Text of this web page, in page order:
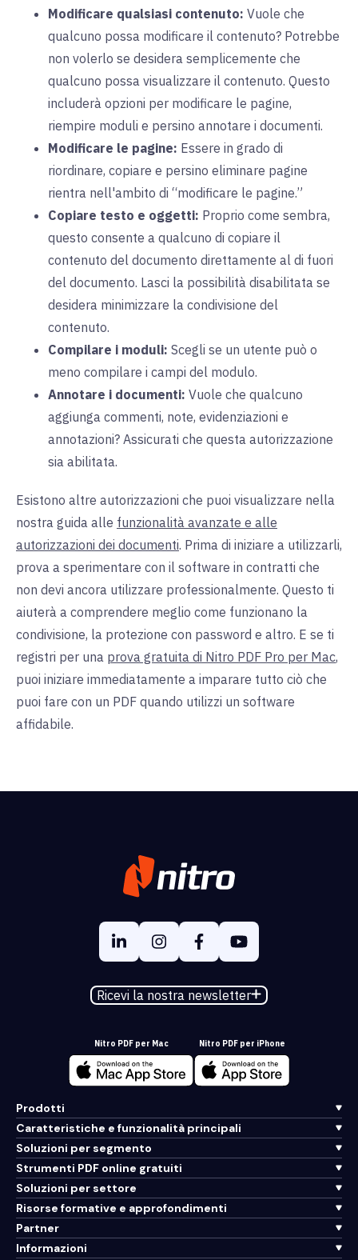
Modificare qualsiasi contenuto: Vuole che
qualcuno possa modificare il contenuto? Potrebbe
non volerlo se desidera semplicemente che
qualcuno possa visualizzare il contenuto. Questo
includerà opzioni per modificare le pagine,
riempire moduli e persino annotare i documenti.
Modificare le pagine: Essere in grado di
riordinare, copiare e persino eliminare pagine
rientra nell'ambito di “modificare le pagine.”
Copiare testo e oggetti: Proprio come sembra,
questo consente a qualcuno di copiare il
contenuto del documento direttamente al di fuori
del documento. Lasci la possibilità disabilitata se
desidera minimizzare la condivisione del
contenuto.
Compilare i moduli: Scegli se un utente può o
meno compilare i campi del modulo.
Annotare i documenti: Vuole che qualcuno
aggiunga commenti, note, evidenziazioni e
annotazioni? Assicurati che questa autorizzazione
sia abilitata.
Esistono altre autorizzazioni che puoi visualizzare nella
nostra guida alle funzionalità avanzate e alle
autorizzazioni dei documenti. Prima di iniziare a utilizzarli,
prova a sperimentare con il software in contratti che
non devi ancora utilizzare professionalmente. Questo ti
aiuterà a comprendere meglio come funzionano la
condivisione, la protezione con password e altro. E se ti
registri per una prova gratuita di Nitro PDF Pro per Mac,
puoi iniziare immediatamente a imparare tutto ciò che
puoi fare con un PDF quando utilizzi un software
affidabile.
Ricevi la nostra newsletter
Nitro PDF per Mac Nitro PDF per iPhone
Prodotti
Caratteristiche e funzionalità principali
Soluzioni per segmento
Strumenti PDF online gratuiti
Soluzioni per settore
Risorse formative e approfondimenti
Partner
Informazioni